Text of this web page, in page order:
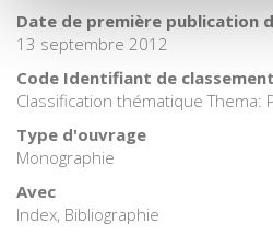
Date de première publication
13 septembre 2012
Code Identifiant de
Classification thématique
Type d'ouvrage
Monographie
Avec
Index, Bibliographie